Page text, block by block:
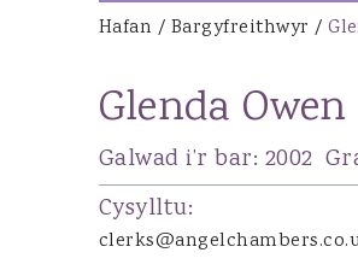
Gweld pob
Matthew Rees KC
Ieuan Rees
Alison Donovan
Joanna Wood
Dominic Boothroyd
You are here
Hafan / Bargyfreithwyr /
Glenda Owen
Galwad i’r bar: 2002
Cysylltu: